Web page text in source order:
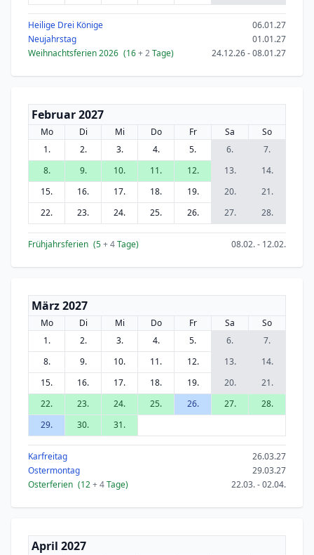
Heilige Drei Könige
06.01.27
Neujahrstag
01.01.27
Weihnachtsferien 2026 (16+ 2Tage) 24.12.26 - 08.01.27
Februar 2027
Mo Di Mi Do Fr Sa
So
1.
2. 3. 4. 5. 6.
7.
8.
9. 10. 11. 12. 13.
14.
15.
16. 17. 18. 19. 20.
21.
22.
23. 24. 25. 26. 27. 28.
Frühjahrsferien (5+ 4Tage) 08.02. - 12.02.
März 2027
Mo Di Mi Do Fr Sa
So
1.
2. 3. 4. 5. 6.
7.
8.
9. 10. 11. 12. 13.
14.
15.
16. 17. 18. 19. 20.
21.
22.
23. 24. 25. 26. 27.
28.
29.
30. 31.
Karfreitag
26.03.27
Ostermontag
29.03.27
Osterferien (12+ 4Tage) 22.03. - 02.04.
April 2027